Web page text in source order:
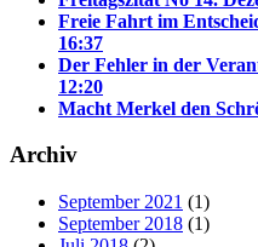
Freie Fahrt im
16:37
Der Fehler in der
12:20
Macht Merkel den
Archiv
September 2021 (1)
September 2018 (1)